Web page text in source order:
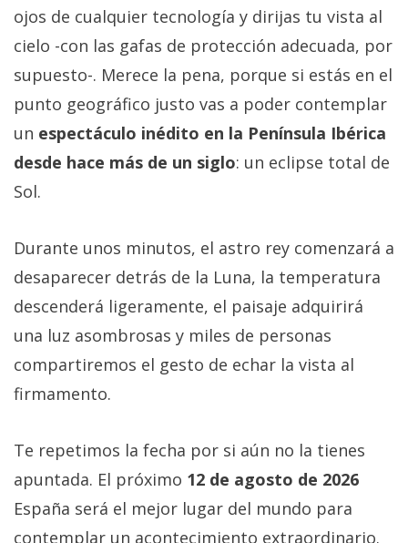
ojos de cualquier tecnología y dirijas tu vista al
cielo -con las gafas de protección adecuada, por
supuesto-. Merece la pena, porque si estás en el
punto geográfico justo vas a poder contemplar
un espectáculo inédito en la Península Ibérica
desde hace más de un siglo: un eclipse total de
Sol.
Durante unos minutos, el astro rey comenzará a
desaparecer detrás de la Luna, la temperatura
descenderá ligeramente, el paisaje adquirirá
una luz asombrosas y miles de personas
compartiremos el gesto de echar la vista al
firmamento.
Te repetimos la fecha por si aún no la tienes
apuntada. El próximo 12 de agosto de 2026
España será el mejor lugar del mundo para
contemplar un acontecimiento extraordinario.